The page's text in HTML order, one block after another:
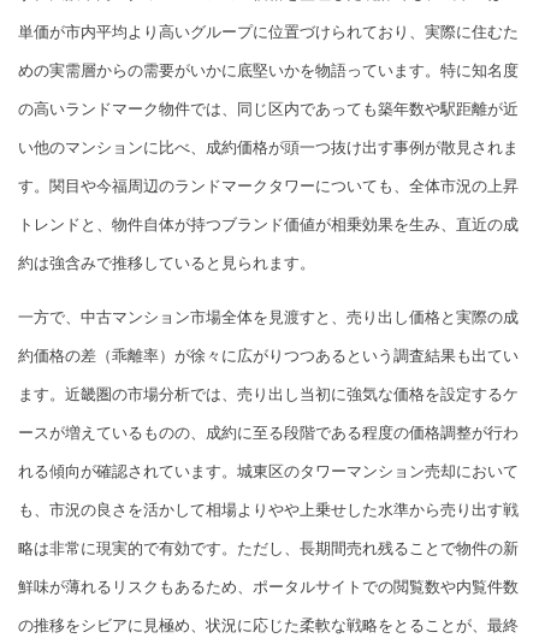
単価が市内平均より高いグループに位置づけられており、実際に住むた
めの実需層からの需要がいかに底堅いかを物語っています。特に知名度
の高いランドマーク物件では、同じ区内であっても築年数や駅距離が近
い他のマンションに比べ、成約価格が頭一つ抜け出す事例が散見されま
す。関目や今福周辺のランドマークタワーについても、全体市況の上昇
トレンドと、物件自体が持つブランド価値が相乗効果を生み、直近の成
約は強含みで推移していると見られます。
一方で、中古マンション市場全体を見渡すと、売り出し価格と実際の成
約価格の差（乖離率）が徐々に広がりつつあるという調査結果も出てい
ます。近畿圏の市場分析では、売り出し当初に強気な価格を設定するケ
ースが増えているものの、成約に至る段階である程度の価格調整が行わ
れる傾向が確認されています。城東区のタワーマンション売却において
も、市況の良さを活かして相場よりやや上乗せした水準から売り出す戦
略は非常に現実的で有効です。ただし、長期間売れ残ることで物件の新
鮮味が薄れるリスクもあるため、ポータルサイトでの閲覧数や内覧件数
の推移をシビアに見極め、状況に応じた柔軟な戦略をとることが、最終